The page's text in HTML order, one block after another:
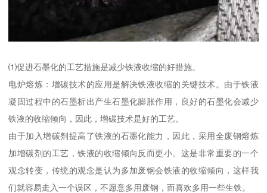
⑴促进石墨化的工艺措施是减少铁液收缩的好措施。
电炉熔炼：增碳技术的应用是解决铁液收缩的关键技术。由于铁液
凝固过程中的石墨析出产生石墨化膨胀作用，良好的石墨化会减少
铁液的收缩倾向，因此，增碳技术是好的工艺。
由于加入增碳剂提高了铁液的石墨化能力，因此，采用全废钢熔炼
加增碳剂的工艺，铁液的收缩倾向反而更小。这是非常重要的一个
观念转变，传统的观念是认为多加废钢会铁液的收缩倾向，这样我
们就容易走入一个误区，不愿意多用废钢，而喜欢多用一些生铁。